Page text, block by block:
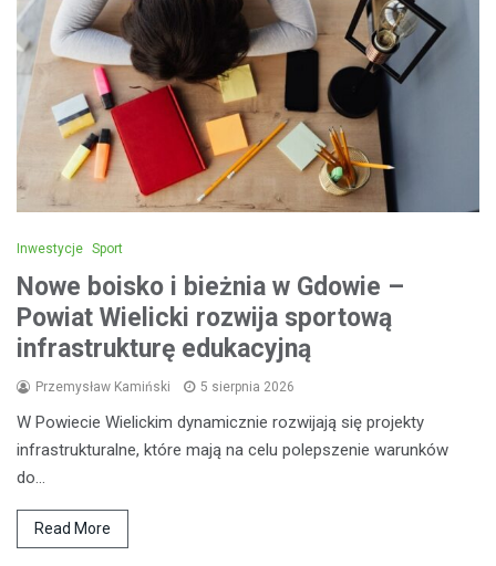
Inwestycje Sport
Nowe boisko i bieżnia w Gdowie –
Powiat Wielicki rozwija sportową
infrastrukturę edukacyjną
Przemysław Kamiński 5 sierpnia 2026
W Powiecie Wielickim dynamicznie rozwijają się projekty
infrastrukturalne, które mają na celu polepszenie warunków
do…
Read More